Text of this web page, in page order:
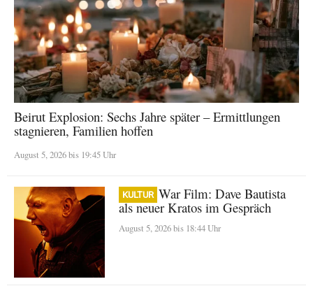
Beirut Explosion: Sechs Jahre später – Ermittlungen
stagnieren, Familien hoffen
August 5, 2026 bis 19:45 Uhr
KULTUR
God of War Film: Dave Bautista
als neuer Kratos im Gespräch
August 5, 2026 bis 18:44 Uhr